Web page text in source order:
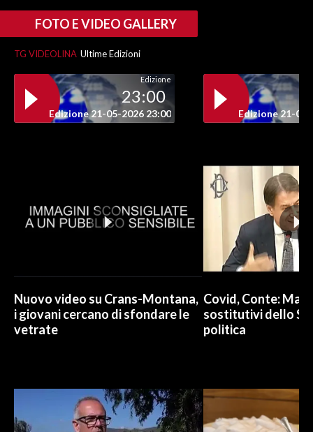
SPIAGGE
STOREFOTO E VIDEO GALLERY
TG VIDEOLINA Ultime Edizioni
Edizione
23:00
Edizione 21-05-2026 23:00 Edizione 21-05-
Nuovo video su Crans-Montana,
i giovani cercano di sfondare le
vetrate
Covid, Conte: Mai
sostitutivi dello
politica